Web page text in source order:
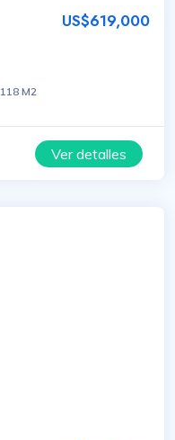
US$619,000
118 M2
Ver detalles